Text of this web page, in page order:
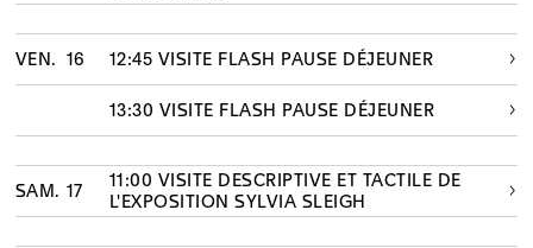
VEN. 16 12:45 VISITE FLASH PAUSE DÉJEUNER
13:30 VISITE FLASH PAUSE DÉJEUNER
SAM. 17
11:00 VISITE DESCRIPTIVE ET TACTILE DE
L'EXPOSITION SYLVIA SLEIGH